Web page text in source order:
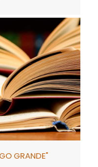
GRANDE"